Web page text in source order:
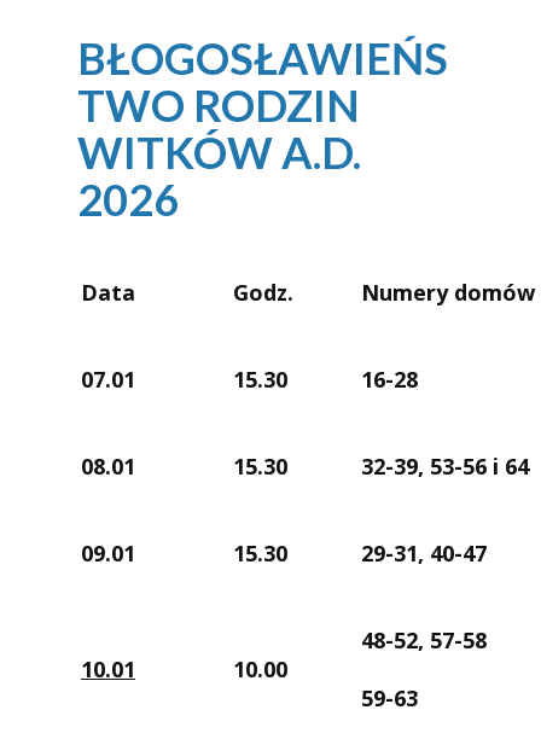
BŁOGOSŁAWIEŃS
TWO RODZIN
WITKÓW A.D.
2026
Data Godz. Numery domów
07.01 15.30 16-28
08.01 15.30 32-39, 53-56 i 64
09.01 15.30 29-31, 40-47
10.01 10.00
48-52, 57-58
59-63